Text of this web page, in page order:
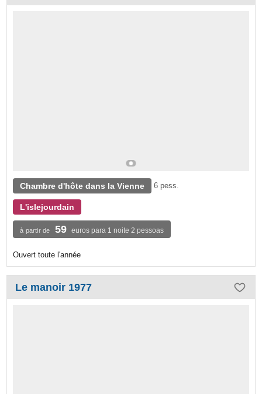
Chambre d'hôte dans la Vienne 6 pess.
L'islejourdain
à partir de 59 euros para 1 noite 2 pessoas
Ouvert toute l'année
Le manoir 1977